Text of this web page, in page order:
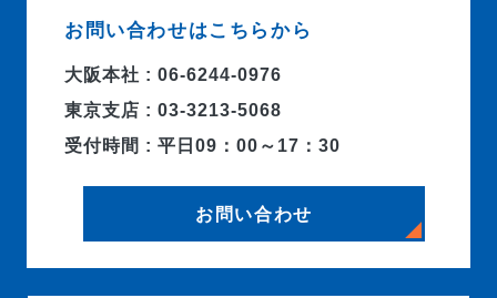
お問い合わせはこちらから
大阪本社 : 06-6244-0976
東京支店 : 03-3213-5068
受付時間 : 平日09：00～17：30
お問い合わせ